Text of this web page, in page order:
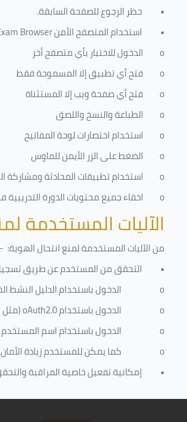
• حظر الرجوع للصفحة السابقة.
• استخدام المتصفح الأمنBrowser
o
الدخول للاختبار بأي متصفح أخر
o
فتح أي تطبيق إلا المسموحة فقط
o
فتح أي صفحة ويب إلا المستثناة
o
الطباعة والنسخ واللصق
o
استخدام اختصارات لوحة المفاتيح
o
الضغط على الزر الأيمن للماوس
o
استخدام تطبيقات المحادثة ومشاركة
o
اخفاء جميع محتويات الدورة التدريبية
الآليات المستخدمة
من الآليات المستخدمة لمنعانتحال الهوية: -
• التحقق من المستخدم عن طريق تسجيل
o
الدخول باستخدام الدليل النشط
o
الدخول باستخدامoAuth2.0(مثل
o
الدخول باستخدام اسم
o
كما يمكن للمستخدم زيادة
• إمكانية تفعيل خاصية المراقبة